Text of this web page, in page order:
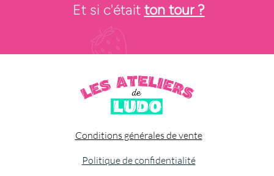
Et si c'était ton tour ?
Conditions générales de vente
Politique de confidentialité